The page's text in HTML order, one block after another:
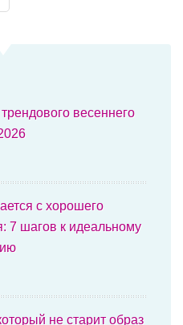
весеннего
с хорошего
7 шагов к идеальному
не старит образ